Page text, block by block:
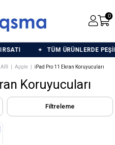
0
TÜM ÜRÜNLERDE
Apple iPad Pro 11 Ekran Koruyucuları
Koruyucuları
Filtreleme